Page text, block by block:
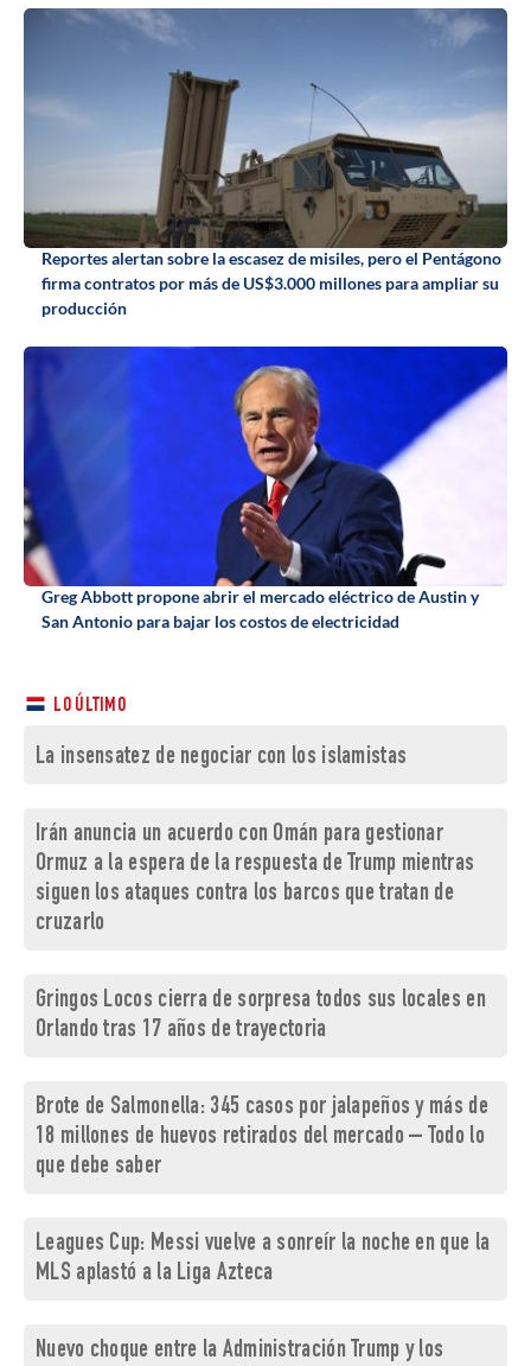
Reportes alertan sobre la escasez de misiles, pero el Pentágono
firma contratos por más de US$3.000 millones para ampliar su
producción
Greg Abbott propone abrir el mercado eléctrico de Austin y
San Antonio para bajar los costos de electricidad
LO ÚLTIMO
La insensatez de negociar con los islamistas
Irán anuncia un acuerdo con Omán para gestionar
Ormuz a la espera de la respuesta de Trump mientras
siguen los ataques contra los barcos que tratan de
cruzarlo
Gringos Locos cierra de sorpresa todos sus locales en
Orlando tras 17 años de trayectoria
Brote de Salmonella: 345 casos por jalapeños y más de
18 millones de huevos retirados del mercado – Todo lo
que debe saber
Leagues Cup: Messi vuelve a sonreír la noche en que la
MLS aplastó a la Liga Azteca
Nuevo choque entre la Administración Trump y los